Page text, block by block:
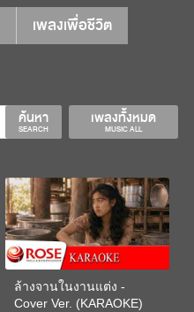
เพลงเพื่อชีวิต
เพลงทั้งหมด
MUSIC ALL
ค้นหา
SEARCH
ล้างจานในงานแต่ง -
Cover Ver. (KARAOKE)